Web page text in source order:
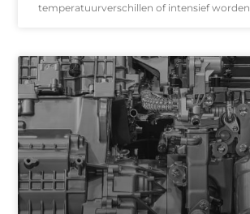
temperatuurverschillen of intensief worden